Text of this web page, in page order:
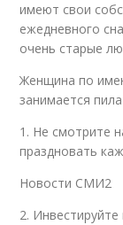
имеют свои
ежедневного
очень старые
Женщина по
занимается
1. Не смотрите
праздновать
Новости СМИ2
2.